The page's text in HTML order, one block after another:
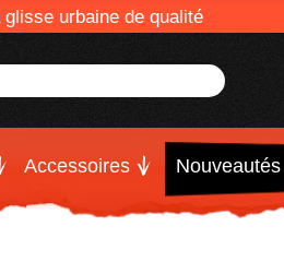
urbaine de qualité
Accessoires Nouveautés